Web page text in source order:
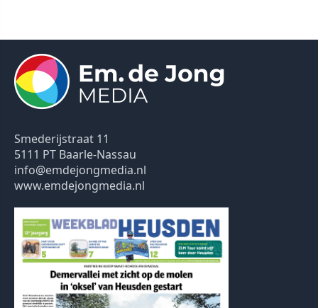
Smederijstraat 11
5111 PT Baarle-Nassau
info@emdejongmedia.nl
www.emdejongmedia.nl